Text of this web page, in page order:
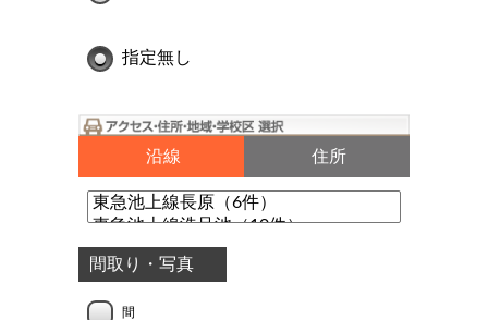
指定無し
沿線 住所
間取り・写真
間